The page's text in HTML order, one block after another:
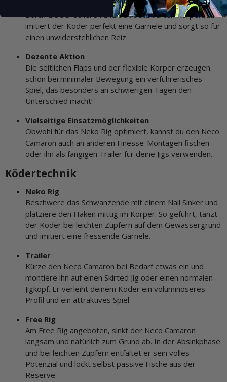
Extrem realistische Imitation
Durch die 3D-Scheren und den detaillierten Körperbau
imitiert der Köder perfekt eine Garnele und sorgt so für
einen unwiderstehlichen Reiz.
Dezente Aktion
Die seitlichen Flaps und der flexible Körper erzeugen
schon bei minimaler Bewegung ein verführerisches
Spiel, das besonders an schwierigen Tagen den
Unterschied macht!
Vielseitige Einsatzmöglichkeiten
Obwohl für das Neko Rig optimiert, kannst du den Neco
Camaron auch an anderen Finesse-Montagen fischen
oder ihn als fängigen Trailer für deine Jigs verwenden.
Ködertechnik
Neko Rig
Beschwere das Schwanzende mit einem Nail Sinker und
platziere den Haken mittig im Körper. So geführt, tanzt
der Köder bei leichten Zupfern auf dem Gewässergrund
und imitiert eine fressende Garnele.
Trailer
Kürze den Neco Camaron bei Bedarf etwas ein und
montiere ihn auf einen Skirted Jig oder einen normalen
Jigkopf. Er verleiht deinem Köder ein voluminöseres
Profil und ein attraktives Spiel.
Free Rig
Am Free Rig angeboten, sinkt der Neco Camaron
langsam und natürlich zum Grund ab. In der Absinkphase
und bei leichten Zupfern entfaltet er sein volles
Potenzial und lockt selbst passive Fische aus der
Reserve.